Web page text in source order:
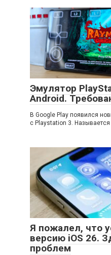
Эмулятор
Android.
В Google Play появился
с Playstation 3. Называется
Я пожалел, что
версию iOS 26.
проблем